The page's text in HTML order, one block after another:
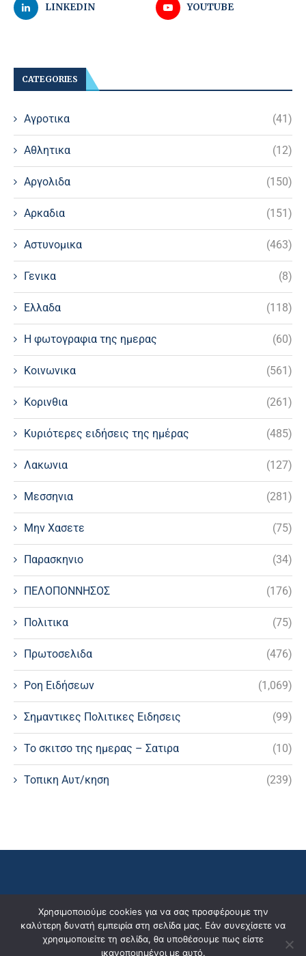
LINKEDIN YOUTUBE
CATEGORIES
Αγροτικα (41)
Αθλητικα (12)
Αργολιδα (150)
Αρκαδια (151)
Αστυνομικα (463)
Γενικα (8)
Ελλαδα (118)
Η φωτογραφια της ημερας (60)
Κοινωνικα (561)
Κορινθια (261)
Κυριότερες ειδήσεις της ημέρας (485)
Λακωνια (127)
Μεσσηνια (281)
Μην Χασετε (75)
Παρασκηνιο (34)
ΠΕΛΟΠΟΝΝΗΣΟΣ (176)
Πολιτικα (75)
Πρωτοσελιδα (476)
Ροη Ειδήσεων (1,069)
Σημαντικες Πολιτικες Ειδησεις (99)
Το σκιτσο της ημερας – Σατιρα (10)
Τοπικη Αυτ/κηση (239)
Χρησιμοποιούμε cookies για να σας προσφέρουμε την
καλύτερη δυνατή εμπειρία στη σελίδα μας. Εάν συνεχίσετε να
χρησιμοποιείτε τη σελίδα, θα υποθέσουμε πως είστε
ικανοποιημένοι με αυτό.